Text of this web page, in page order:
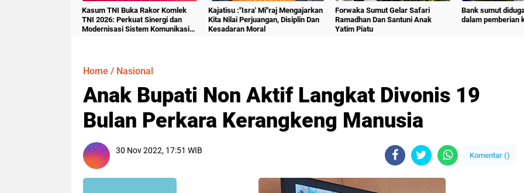
Kasum TNI Buka Rakor Komlek
TNI 2026: Perkuat Sinergi dan
Modernisasi Sistem Komunikasi
Kajatisu :"Isra' Mi"raj Mengajarkan
Kita Nilai Perjuangan, Disiplin Dan
Kesadaran Moral
Forwaka Sumut Gelar Safari
Ramadhan Dan Santuni Anak
Yatim Piatu
Bank sumut
dalam pemberian
Home / Nasional
Anak Bupati Non Aktif Langkat Divonis 19
Bulan Perkara Kerangkeng Manusia
30 Nov 2022, 17:51 WIB
Komentar ()